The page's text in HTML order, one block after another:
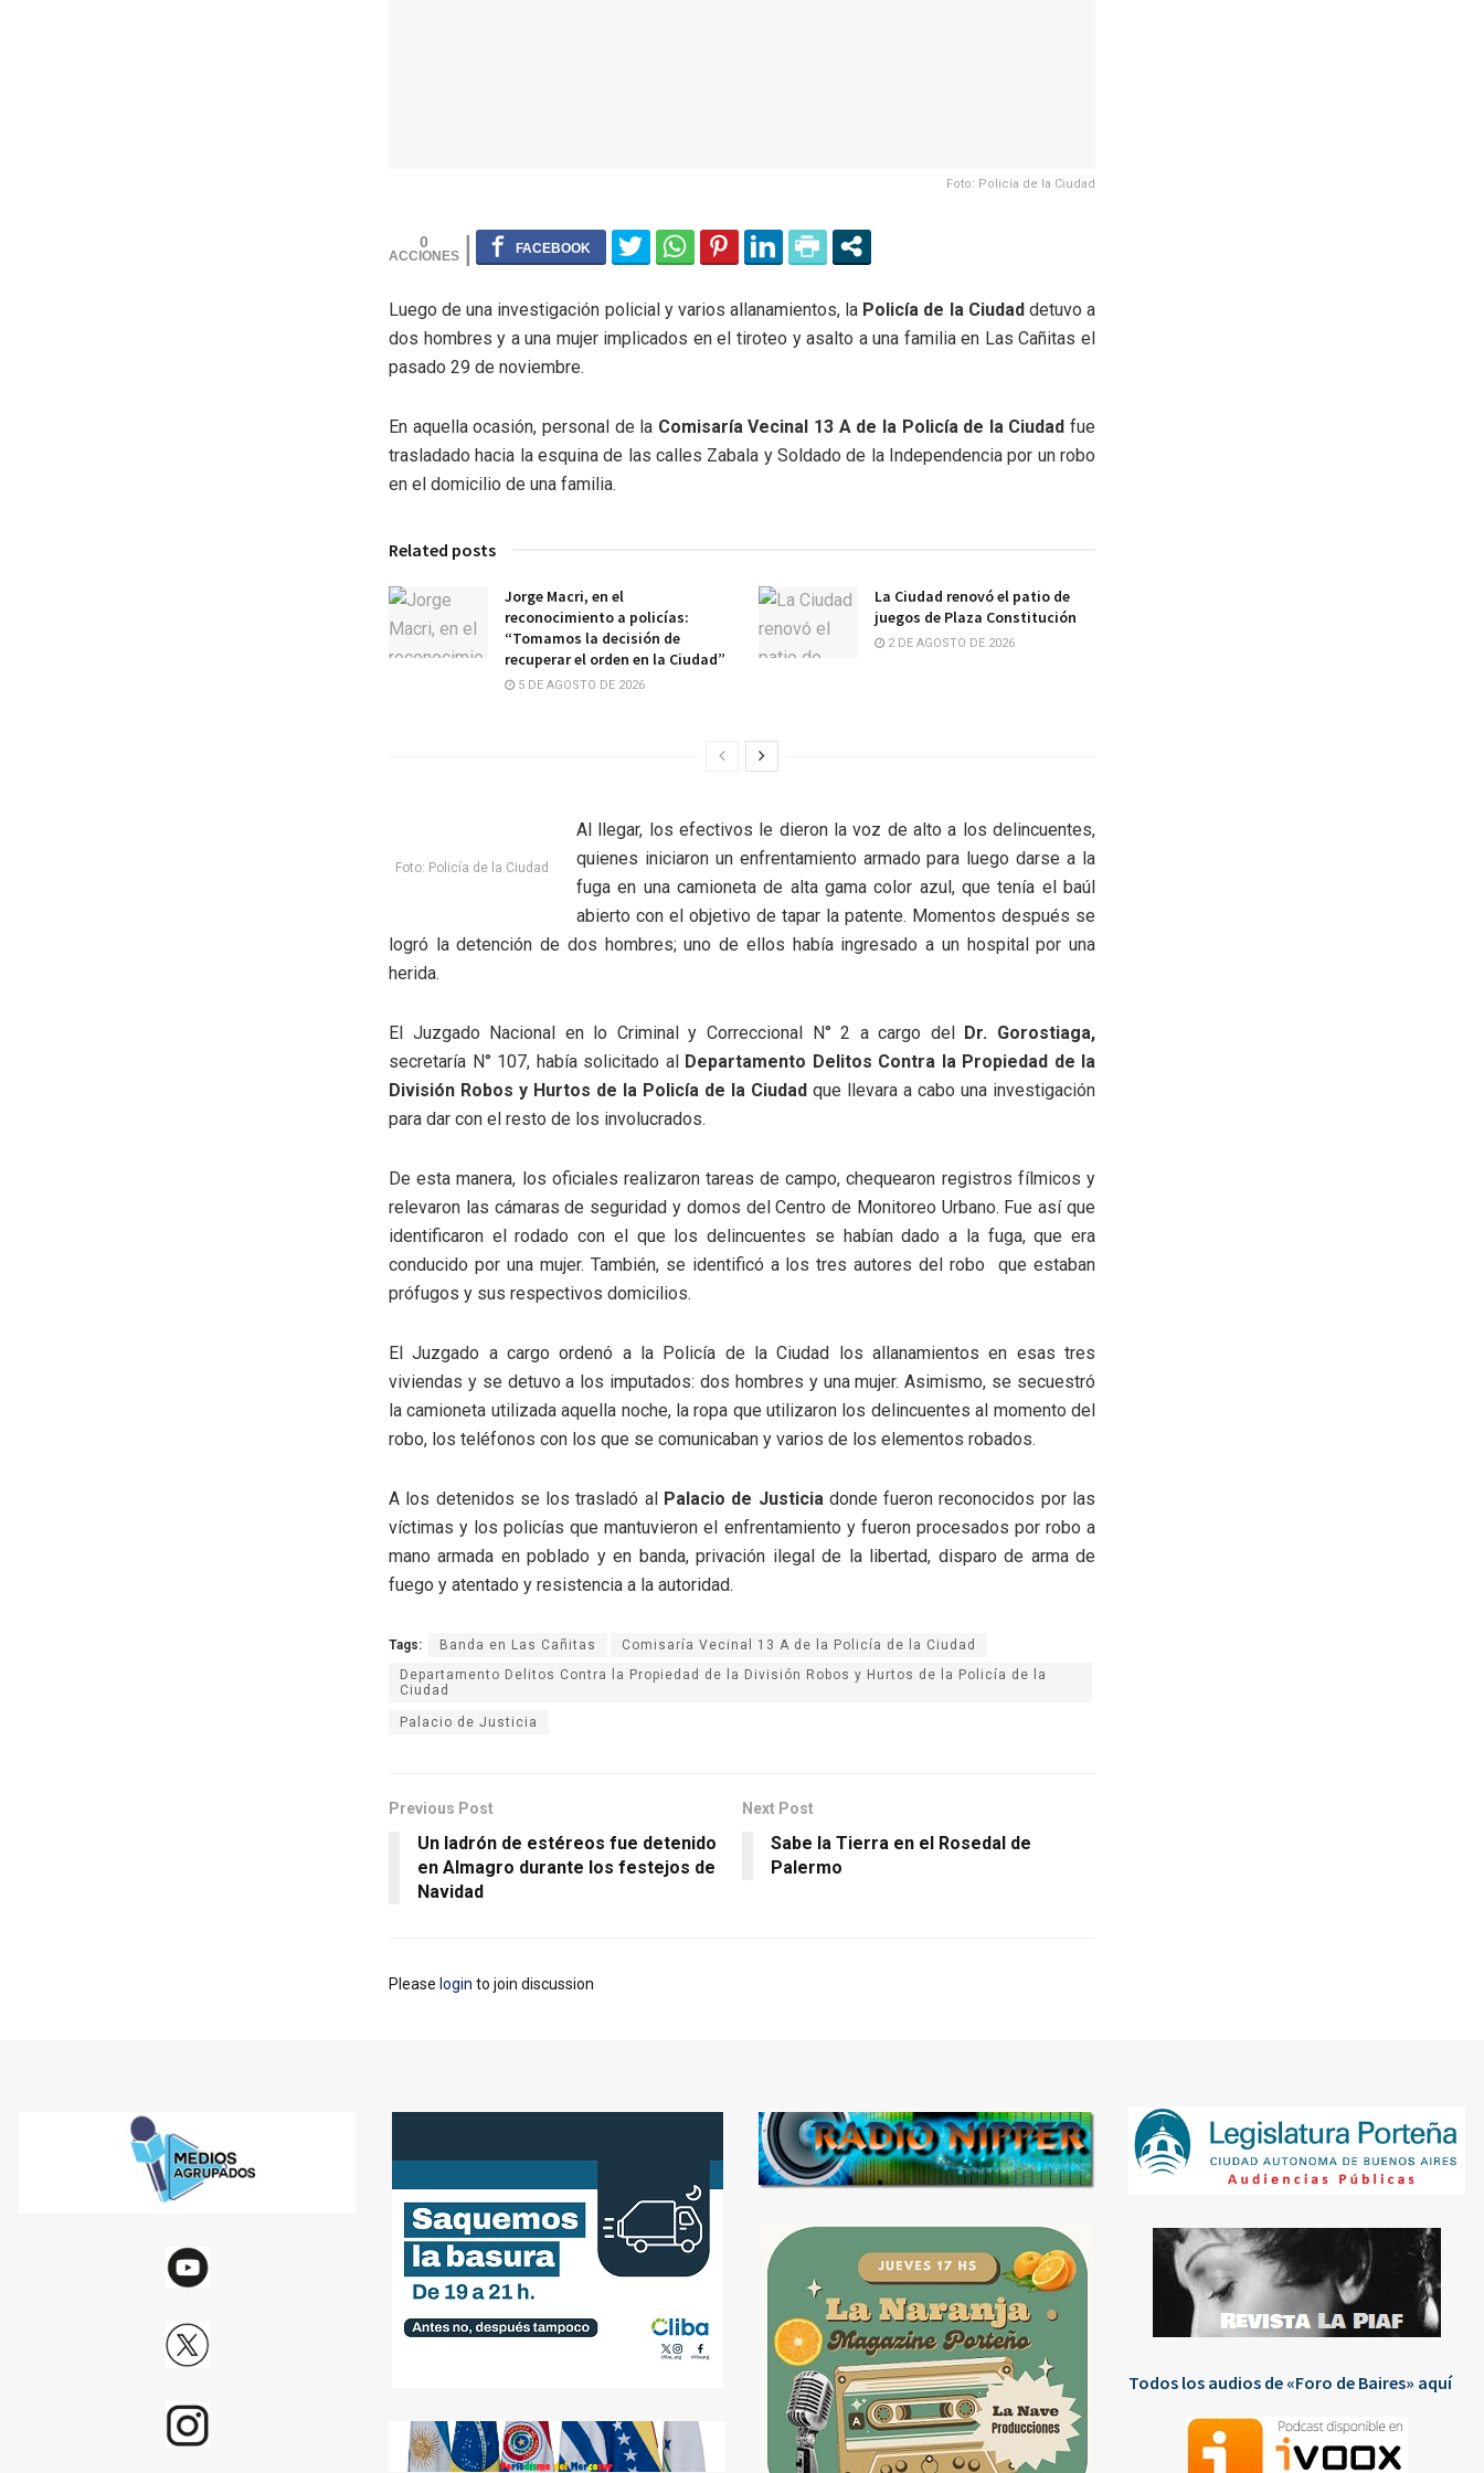
Foto: Policía de la Ciudad
0
Luego de una investigación policial y varios allanamientos, la Policía de la Ciudad detuvo a
dos hombres y a una mujer implicados en el tiroteo y asalto a una familia en Las Cañitas el
pasado 29 de noviembre.
En aquella ocasión, personal de la Comisaría Vecinal 13 A de la Policía de la Ciudad fue
trasladado hacia la esquina de las calles Zabala y Soldado de la Independencia por un robo
en el domicilio de una familia.
Related posts
Jorge Macri, en el
reconocimiento a policías:
“Tomamos la decisión de
recuperar el orden en la Ciudad”
5 DE AGOSTO DE 2026
La Ciudad renovó el patio de
juegos de Plaza Constitución
2 DE AGOSTO DE 2026
Foto: Policía de la Ciudad
Al llegar, los efectivos le dieron la voz de alto a los delincuentes,
quienes iniciaron un enfrentamiento armado para luego darse a la
fuga en una camioneta de alta gama color azul, que tenía el baúl
abierto con el objetivo de tapar la patente. Momentos después se
logró la detención de dos hombres; uno de ellos había ingresado a un hospital por una
herida.
El Juzgado Nacional en lo Criminal y Correccional N° 2 a cargo del
Dr. Gorostiaga,
secretaría N° 107, había solicitado al
Departamento Delitos Contra la Propiedad de la
División Robos y Hurtos de la Policía de la Ciudad que llevara a cabo una investigación
para dar con el resto de los involucrados.
De esta manera, los oficiales realizaron tareas de campo, chequearon registros fílmicos y
relevaron las cámaras de seguridad y domos del Centro de Monitoreo Urbano. Fue así que
identificaron el rodado con el que los delincuentes se habían dado a la fuga, que era
conducido por una mujer. También, se identificó a los tres autores del robo que estaban
prófugos y sus respectivos domicilios.
El Juzgado a cargo ordenó a la Policía de la Ciudad los allanamientos en esas tres
viviendas y se detuvo a los imputados: dos hombres y una mujer. Asimismo, se secuestró
la camioneta utilizada aquella noche, la ropa que utilizaron los delincuentes al momento del
robo, los teléfonos con los que se comunicaban y varios de los elementos robados.
A los detenidos se los trasladó al Palacio de Justiciadonde fueron reconocidos por las
víctimas y los policías que mantuvieron el enfrentamiento y fueron procesados por robo a
mano armada en poblado y en banda, privación ilegal de la libertad, disparo de arma de
fuego y atentado y resistencia a la autoridad.
Tags: Banda en Las Cañitas
Comisaría Vecinal 13 A de la Policía de la Ciudad
Departamento Delitos Contra la Propiedad de la División Robos y Hurtos de la Policía de la
Ciudad
Palacio de Justicia
Previous Post
Un ladrón de estéreos fue detenido
en Almagro durante los festejos de
Navidad
Next Post
Sabe la Tierra en el Rosedal de
Palermo
Please login to join discussion
Todos los audios de «Foro de Baires» aquí